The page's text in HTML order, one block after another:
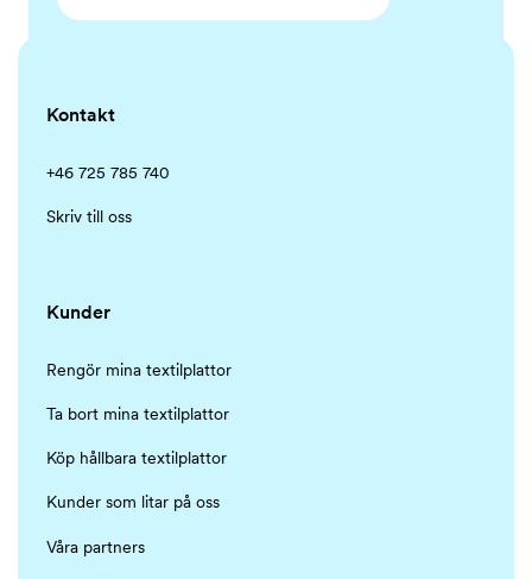
Kontakt
+46 725 785 740
Skriv till oss
Kunder
Rengör mina textilplattor
Ta bort mina textilplattor
Köp hållbara textilplattor
Kunder som litar på oss
Våra partners